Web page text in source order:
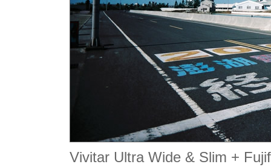
Vivitar Ultra Wide & Slim +